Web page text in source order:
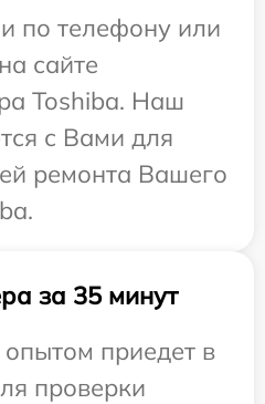
по телефону или
сайте
Toshiba. Наш
с Вами для
ремонта Вашего
за 35 минут
приедет в
проверки